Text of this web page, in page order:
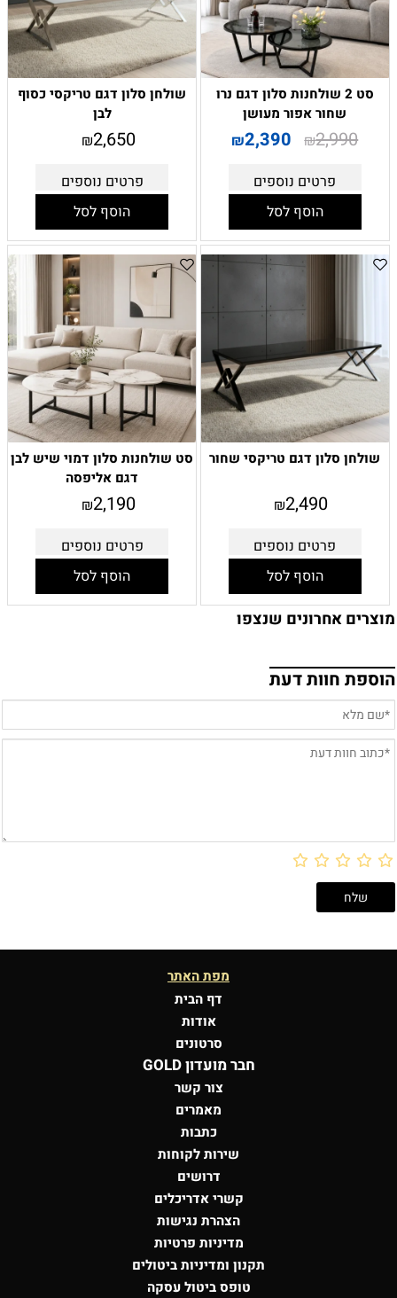
סט 2 שולחנות סלון דגם נרו
שחור אפור מעושן
₪2,990
₪2,390
פרטים נוספים
הוסף לסל
שולחן סלון דגם טריקסי כסוף
לבן
₪2,650
פרטים נוספים
הוסף לסל
שולחן סלון דגם טריקסי שחור
₪2,490
פרטים נוספים
הוסף לסל
סט שולחנות סלון דמוי שיש לבן
דגם אליפסה
₪2,190
פרטים נוספים
הוסף לסל
מוצרים אחרונים שנצפו
הוספת חוות דעת
מפת האתר
דף הבית
אודות
סרטונים
חבר מועדון GOLD
צור קשר
מאמרים
כתבות
שירות לקוחות
דרושים
קשרי אדריכלים
הצהרת נגישות
מדיניות פרטיות
תקנון ומדיניות ביטולים
טופס ביטול עסקה